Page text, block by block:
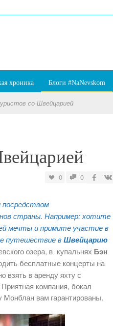
хроника Блоги #NaNevskom
со Швейцарией
0 0
посредством
страны. Например: хотите
мечты и примите участие в
путешествие вШвейцарию
озера, в купальнях Бэн
бесплатные концерты на
взять в аренду яхту с
компания, бокал
вам гарантированы.